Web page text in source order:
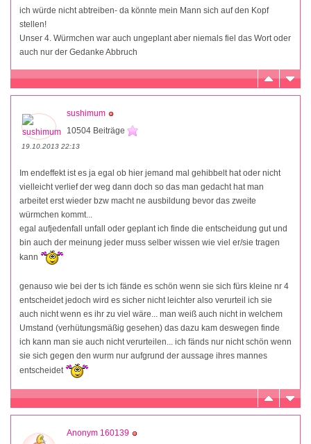
ich würde nicht abtreiben- da könnte mein Mann sich auf den Kopf
stellen!
Unser 4. Würmchen war auch ungeplant aber niemals fiel das Wort oder
auch nur der Gedanke Abbruch
sushimum
10504 Beiträge
19.10.2013 22:13
Im endeffekt ist es ja egal ob hier jemand mal gehibbelt hat oder nicht
vielleicht verlief der weg dann doch so das man gedacht hat man
arbeitet erst wieder bzw macht ne ausbildung bevor das zweite
würmchen kommt...
egal aufjedenfall unfall oder geplant ich finde die entscheidung gut und
bin auch der meinung jeder muss selber wissen wie viel er/sie tragen
kann
genauso wie bei der ts ich fände es schön wenn sie sich fürs kleine nr 4
entscheidet jedoch wird es sicher nicht leichter also verurteil ich sie
auch nicht wenn es ihr zu viel wäre... man weiß auch nicht in welchem
Umstand (verhütungsmäßig gesehen) das dazu kam deswegen finde
ich kann man sie auch nicht verurteilen... ich fänds nur nicht schön wenn
sie sich gegen den wurm nur aufgrund der aussage ihres mannes
entscheidet
Anonym 160139